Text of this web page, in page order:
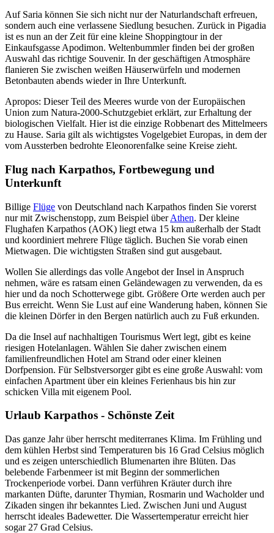
Auf Saria können Sie sich nicht nur der Naturlandschaft erfreuen,
sondern auch eine verlassene Siedlung besuchen. Zurück in Pigadia
ist es nun an der Zeit für eine kleine Shoppingtour in der
Einkaufsgasse Apodimon. Weltenbummler finden bei der großen
Auswahl das richtige Souvenir. In der geschäftigen Atmosphäre
flanieren Sie zwischen weißen Häuserwürfeln und modernen
Betonbauten abends wieder in Ihre Unterkunft.
Apropos: Dieser Teil des Meeres wurde von der Europäischen
Union zum Natura-2000-Schutzgebiet erklärt, zur Erhaltung der
biologischen Vielfalt. Hier ist die einzige Robbenart des Mittelmeers
zu Hause. Saria gilt als wichtigstes Vogelgebiet Europas, in dem der
vom Aussterben bedrohte Eleonorenfalke seine Kreise zieht.
Flug nach Karpathos, Fortbewegung und
Unterkunft
Billige Flüge von Deutschland nach Karpathos finden Sie vorerst
nur mit Zwischenstopp, zum Beispiel überAthen. Der kleine
Flughafen Karpathos (AOK) liegt etwa 15 km außerhalb der Stadt
und koordiniert mehrere Flüge täglich. Buchen Sie vorab einen
Mietwagen. Die wichtigsten Straßen sind gut ausgebaut.
Wollen Sie allerdings das volle Angebot der Insel in Anspruch
nehmen, wäre es ratsam einen Geländewagen zu verwenden, da es
hier und da noch Schotterwege gibt. Größere Orte werden auch per
Bus erreicht. Wenn Sie Lust auf eine Wanderung haben, können Sie
die kleinen Dörfer in den Bergen natürlich auch zu Fuß erkunden.
Da die Insel auf nachhaltigen Tourismus Wert legt, gibt es keine
riesigen Hotelanlagen. Wählen Sie daher zwischen einem
familienfreundlichen Hotel am Strand oder einer kleinen
Dorfpension. Für Selbstversorger gibt es eine große Auswahl: vom
einfachen Apartment über ein kleines Ferienhaus bis hin zur
schicken Villa mit eigenem Pool.
Urlaub Karpathos - Schönste Zeit
Das ganze Jahr über herrscht mediterranes Klima. Im Frühling und
dem kühlen Herbst sind Temperaturen bis 16 Grad Celsius möglich
und es zeigen unterschiedlich Blumenarten ihre Blüten. Das
belebende Farbenmeer ist mit Beginn der sommerlichen
Trockenperiode vorbei. Dann verführen Kräuter durch ihre
markanten Düfte, darunter Thymian, Rosmarin und Wacholder und
Zikaden singen ihr bekanntes Lied. Zwischen Juni und August
herrscht ideales Badewetter. Die Wassertemperatur erreicht hier
sogar 27 Grad Celsius.